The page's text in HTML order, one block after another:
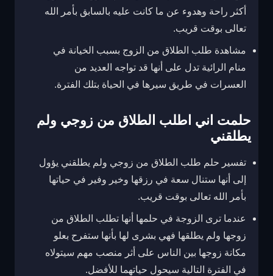
أكثر راحة وهدوء عن ما كانت عليه بالسابق بأمر الله
تعالى بوقت قريب.
مشاهدة طلب الطلاق من الزوج بسبب الخيانة في
منام الرائية تدل على أنها قد تواجه العديد من
العسرات في طريق سيرها في الحياة بتلك الفترة.
حلمت اني اطلب الطلاق من زوجي ولم
يطلقني
تفسير حلم طلب الطلاق من زوجي ولم يطلقني يؤول
إلى أنها ستنال سعة في رزقها وخير وفير في حياتها
بأمر الله تعالى بوقت قريب.
عندما ترى الزوجة في حلمها أنها تطلب الطلاق من
زوجها ولم يطلقها فهي بشرى لها بأنها ستفرح بعلو
مكانة زوجها بين الناس على أثر منصب مهم سيتولاه
في الفترة التالية سيحول حياتهما للأفضل.